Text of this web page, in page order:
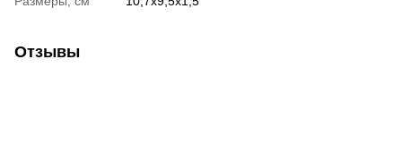
Отзывы